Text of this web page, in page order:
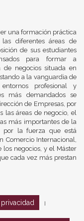
una formación práctica
diferentes áreas de
de sus estudiantes
para formar a
de negocios situada en
a la vanguardia de
profesional y
más demandados se
de Empresas, por
las áreas de negocio, el
más importantes de la
por la fuerza que está
Comercio Internacional,
negocios, y el Máster
cada vez más prestan